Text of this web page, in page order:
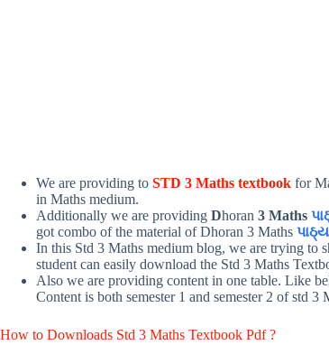
We are providing to STD 3 Maths textbook for
in Maths medium.
Additionally we are providing Dhoran 3 Maths
got combo of the material of Dhoran 3 Maths
In this Std 3 Maths medium blog, we are trying to
student can easily download the Std 3 Maths
Also we are providing content in one table. Like
Content is both semester 1 and semester 2 of std 3
How to Downloads Std 3 Maths Textbook Pdf ?